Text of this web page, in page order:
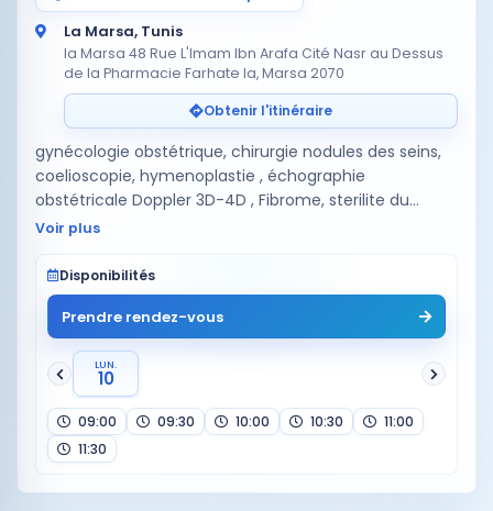
La Marsa, Tunis
la Marsa 48 Rue L'Imam Ibn Arafa Cité Nasr au Dessus
de la Pharmacie Farhate la, Marsa 2070
Obtenir l'itinéraire
gynécologie obstétrique, chirurgie nodules des seins,
coelioscopie, hymenoplastie , échographie
obstétricale Doppler 3D-4D , Fibrome, sterilite du
couplé,fécondation in vitro ,PMA,insémination
Voir plus
Disponibilités
Prendre rendez-vous
LUN.
10
09:00 09:30 10:00 10:30
11:00
11:30